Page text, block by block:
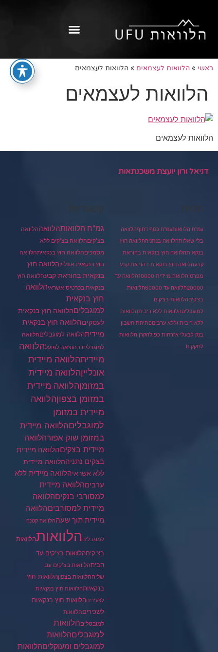
ראשי » הלוואות לעצמאים » הלוואות לעצמאים
הלוואות לעצמאים
הלוואות לעצמאים
דניאל ורון יועצת משכנתאות
תגיות
גמ"ח הלוואותגמ"ח כסף דחוףהלוואה
בלי שאלותהלוואה בנתניההלוואה חוץ
בנקאיתהלוואה חוץ בנקאית בהוראת
קבעהלוואה חוץ בנקאית בהוראת קבע
מפרטיהלוואה מיידית 10000
הלוואה עד
20000הלוואה עד 60000
הלוואות
בצ'קיםהלוואות בצ'קים
למוגבליםהלוואות ללא ריביתהלוואות
ללא ריבית וללא ערביםפתיחת חשבון
בנק לבעלי אזרחות כפולהקרן הלוואות
לנזקקים
קטגוריות
גמ"ח הלוואותהלוואההלוואה
בצ'קיםהלוואה בצ'קים ללא
מסמכיםהלוואה חוץ בנקאיתהלוואה
חוץ בנקאית אונלייןהלוואה חוץ
בנקאית בהוראת קבעהלוואה חוץ
בנקאית בכרטיס אשראיהלוואה
חוץ בנקאית
למוגבליםהלוואה חוץ בנקאית
לעסקיםהלוואה חוץ בנקאית
מיידיתהלוואה למוגבליםהלוואה
למוגבלים בהוצאה לפועלהלוואה
מיידיתהלוואה מיידית
אונלייןהלוואה מיידית
במזומןהלוואה מיידית
במזומן בצפוןהלוואה
מיידית במזומן
למוגבליםהלוואה מיידית
במזומן שוק אפורהלוואה
מיידית בצקיםהלוואה מיידית
בצקים נתניההלוואה מיידית
ללא אשראיהלוואה מיידית ללא
ערביםהלוואה מיידית
למסורבי בנקיםהלוואה
מיידית למסורביםהלוואה
מיידית תוך שעההלוואה קטנה
למוגבלים הלוואותהלוואות
בצ'קיםהלוואות בצ'קים עד
הביתהלוואות בצ'קים עם
שליחהלוואות בצפוןהלוואות חוץ
בנקאיותהלוואות חוץ בנקאיות
לצעיריםהלוואות חוץ בנקאיות
לשכיריםהלוואות
למובטליםהלוואות
למוגבליםהלוואות
למוגבלים ומעוקליםהלוואות